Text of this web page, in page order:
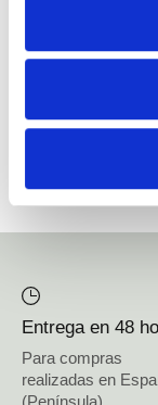
mensajería online,
otros derechos, como
Entrega en 48
Para compras
realizadas en